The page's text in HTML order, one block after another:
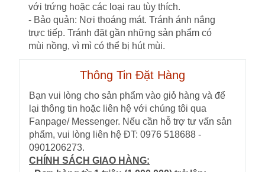
với trứng hoặc các loại rau tùy thích.
- Bảo quản: Nơi thoáng mát. Tránh ánh nắng
trực tiếp. Tránh đặt gần những sản phẩm có
mùi nồng, vì mì có thể bị hút mùi.
Thông Tin Đặt Hàng
Bạn vui lòng cho sản phẩm vào giỏ hàng và để
lại thông tin hoặc liên hệ với chúng tôi qua
Fanpage/ Messenger. Nếu cần hỗ trợ tư vấn sản
phẩm, vui lòng liên hệ ĐT: 0976 518688 -
0901206273.
CHÍNH SÁCH GIAO HÀNG: